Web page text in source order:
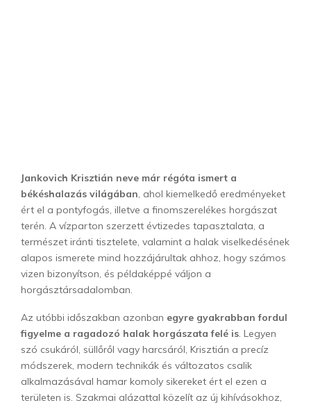
Jankovich Krisztián neve már régóta ismert a
békéshalazás világában, ahol kiemelkedő eredményeket
ért el a pontyfogás, illetve a finomszerelékes horgászat
terén. A vízparton szerzett évtizedes tapasztalata, a
természet iránti tisztelete, valamint a halak viselkedésének
alapos ismerete mind hozzájárultak ahhoz, hogy számos
vizen bizonyítson, és példaképpé váljon a
horgásztársadalomban.
Az utóbbi időszakban azonban egyre gyakrabban fordul
figyelme a ragadozó halak horgászata felé is. Legyen
szó csukáról, süllőről vagy harcsáról, Krisztián a precíz
módszerek, modern technikák és változatos csalik
alkalmazásával hamar komoly sikereket ért el ezen a
területen is. Szakmai alázattal közelít az új kihívásokhoz,